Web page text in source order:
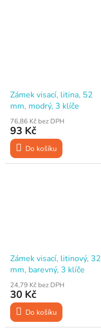
Zámek visací, litina, 52
mm, modrý, 3 klíče
76,86 Kč bez DPH
93 Kč
Do košíku
Zámek visací, litinový, 32
mm, barevný, 3 klíče
24,79 Kč bez DPH
30 Kč
Do košíku